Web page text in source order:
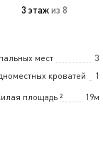
3 этажиз 8
мест
3
кроватей
1
площадь 19м
²